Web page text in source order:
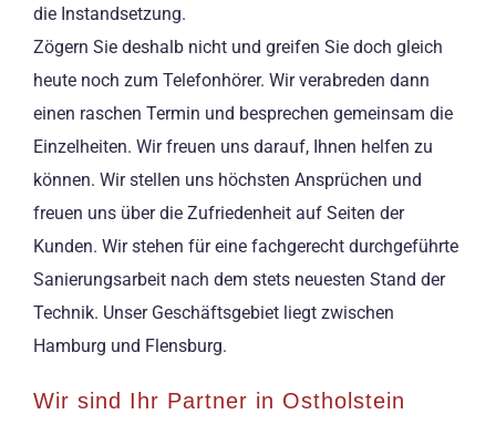
die Instandsetzung.
Zögern Sie deshalb nicht und greifen Sie doch gleich
heute noch zum Telefonhörer. Wir verabreden dann
einen raschen Termin und besprechen gemeinsam die
Einzelheiten. Wir freuen uns darauf, Ihnen helfen zu
können. Wir stellen uns höchsten Ansprüchen und
freuen uns über die Zufriedenheit auf Seiten der
Kunden. Wir stehen für eine fachgerecht durchgeführte
Sanierungsarbeit nach dem stets neuesten Stand der
Technik. Unser Geschäftsgebiet liegt zwischen
Hamburg und Flensburg.
Wir sind Ihr Partner in Ostholstein